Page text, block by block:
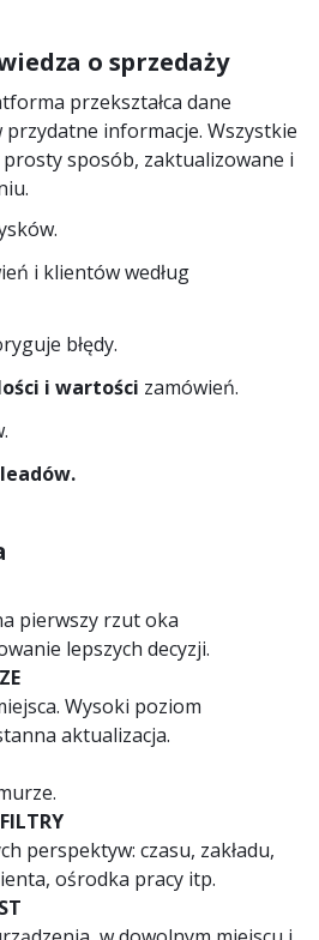
o sprzedaży
przekształca dane
przydatne informacje. Wszystkie
sposób, zaktualizowane i
i klientów według
błędy.
i wartości zamówień.
pierwszy rzut oka
lepszych decyzji.
Wysoki poziom
aktualizacja.
perspektyw: czasu, zakładu,
ośrodka pracy itp.